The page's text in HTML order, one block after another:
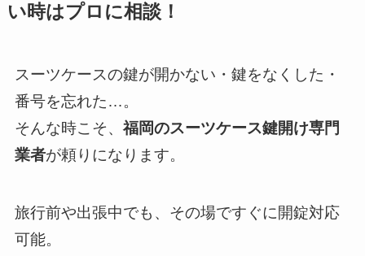
い時はプロに相談！
スーツケースの鍵が開かない・鍵をなくした・
番号を忘れた…。
そんな時こそ、福岡のスーツケース鍵開け専門
業者が頼りになります。
旅行前や出張中でも、その場ですぐに開錠対応
可能。